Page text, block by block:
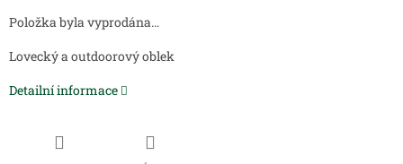
Položka byla vyprodána…
Lovecký a outdoorový oblek
Detailní informace